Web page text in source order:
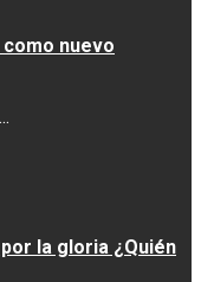
nuevo
la gloria ¿Quién